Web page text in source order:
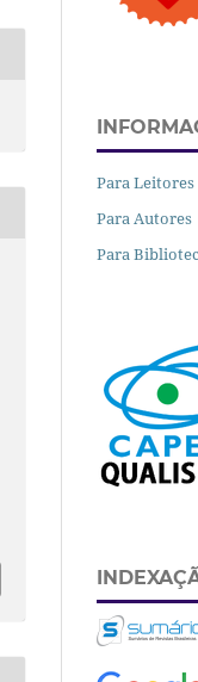
Para Leitores
Para Autores
Para